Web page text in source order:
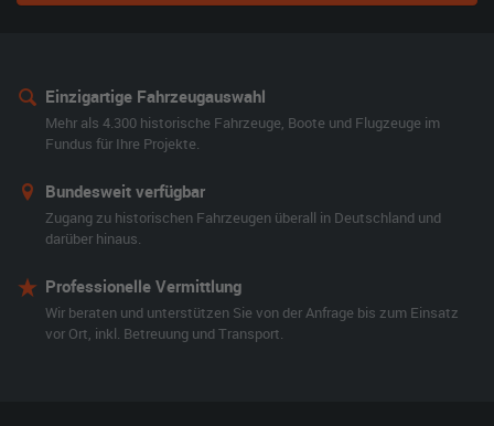
Einzigartige Fahrzeugauswahl
Mehr als 4.300 historische Fahrzeuge, Boote und Flugzeuge im
Fundus für Ihre Projekte.
Bundesweit verfügbar
Zugang zu historischen Fahrzeugen überall in Deutschland und
darüber hinaus.
Professionelle Vermittlung
Wir beraten und unterstützen Sie von der Anfrage bis zum Einsatz
vor Ort, inkl. Betreuung und Transport.